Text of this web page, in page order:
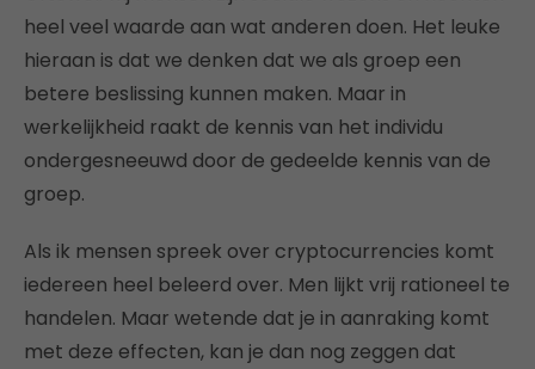
heel veel waarde aan wat anderen doen. Het leuke
hieraan is dat we denken dat we als groep een
betere beslissing kunnen maken. Maar in
werkelijkheid raakt de kennis van het individu
ondergesneeuwd door de gedeelde kennis van de
groep.
Als ik mensen spreek over cryptocurrencies komt
iedereen heel beleerd over. Men lijkt vrij rationeel te
handelen. Maar wetende dat je in aanraking komt
met deze effecten, kan je dan nog zeggen dat